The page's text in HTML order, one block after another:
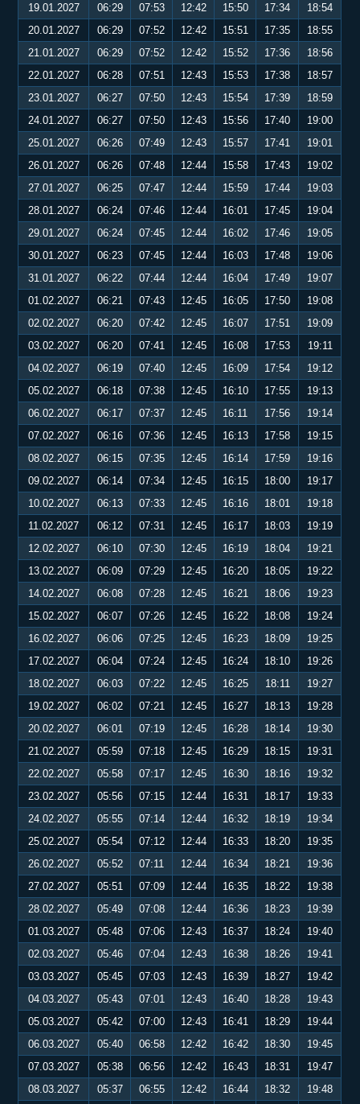
19.01.2027
06:29 07:53 12:42 15:50 17:34
18:54
20.01.2027
06:29 07:52 12:42 15:51 17:35
18:55
21.01.2027
06:29 07:52 12:42 15:52 17:36
18:56
22.01.2027
06:28 07:51 12:43 15:53 17:38
18:57
23.01.2027
06:27 07:50 12:43 15:54 17:39
18:59
24.01.2027
06:27 07:50 12:43 15:56 17:40
19:00
25.01.2027
06:26 07:49 12:43 15:57 17:41
19:01
26.01.2027
06:26 07:48 12:44 15:58 17:43
19:02
27.01.2027
06:25 07:47 12:44 15:59 17:44
19:03
28.01.2027
06:24 07:46 12:44 16:01 17:45
19:04
29.01.2027
06:24 07:45 12:44 16:02 17:46
19:05
30.01.2027
06:23 07:45 12:44 16:03 17:48
19:06
31.01.2027
06:22 07:44 12:44 16:04 17:49
19:07
01.02.2027
06:21 07:43 12:45 16:05 17:50
19:08
02.02.2027
06:20 07:42 12:45 16:07 17:51
19:09
03.02.2027
06:20 07:41 12:45 16:08 17:53
19:11
04.02.2027
06:19 07:40 12:45 16:09 17:54
19:12
05.02.2027
06:18 07:38 12:45 16:10 17:55
19:13
06.02.2027
06:17 07:37 12:45 16:11 17:56
19:14
07.02.2027
06:16 07:36 12:45 16:13 17:58
19:15
08.02.2027
06:15 07:35 12:45 16:14 17:59
19:16
09.02.2027
06:14 07:34 12:45 16:15 18:00
19:17
10.02.2027
06:13 07:33 12:45 16:16 18:01
19:18
11.02.2027
06:12 07:31 12:45 16:17 18:03
19:19
12.02.2027
06:10 07:30 12:45 16:19 18:04
19:21
13.02.2027
06:09 07:29 12:45 16:20 18:05
19:22
14.02.2027
06:08 07:28 12:45 16:21 18:06
19:23
15.02.2027
06:07 07:26 12:45 16:22 18:08
19:24
16.02.2027
06:06 07:25 12:45 16:23 18:09
19:25
17.02.2027
06:04 07:24 12:45 16:24 18:10
19:26
18.02.2027
06:03 07:22 12:45 16:25 18:11
19:27
19.02.2027
06:02 07:21 12:45 16:27 18:13
19:28
20.02.2027
06:01 07:19 12:45 16:28 18:14
19:30
21.02.2027
05:59 07:18 12:45 16:29 18:15
19:31
22.02.2027
05:58 07:17 12:45 16:30 18:16
19:32
23.02.2027
05:56 07:15 12:44 16:31 18:17
19:33
24.02.2027
05:55 07:14 12:44 16:32 18:19
19:34
25.02.2027
05:54 07:12 12:44 16:33 18:20
19:35
26.02.2027
05:52 07:11 12:44 16:34 18:21
19:36
27.02.2027
05:51 07:09 12:44 16:35 18:22
19:38
28.02.2027
05:49 07:08 12:44 16:36 18:23
19:39
01.03.2027
05:48 07:06 12:43 16:37 18:24
19:40
02.03.2027
05:46 07:04 12:43 16:38 18:26
19:41
03.03.2027
05:45 07:03 12:43 16:39 18:27
19:42
04.03.2027
05:43 07:01 12:43 16:40 18:28
19:43
05.03.2027
05:42 07:00 12:43 16:41 18:29
19:44
06.03.2027
05:40 06:58 12:42 16:42 18:30
19:45
07.03.2027
05:38 06:56 12:42 16:43 18:31
19:47
08.03.2027
05:37 06:55 12:42 16:44 18:32
19:48